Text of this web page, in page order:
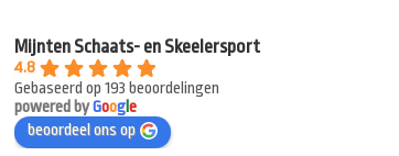
Mijnten Schaats- en Skeelersport
4.8
Gebaseerd op 193 beoordelingen
powered byGoogle
beoordeel ons op